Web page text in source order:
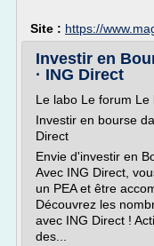
Site : https://
Investir en
· ING Direct
Le labo Le forum Le
Investir en bourse
Direct
Envie d'investir en
Avec ING Direct,
un PEA et être
Découvrez les
avec ING Direct !
des...